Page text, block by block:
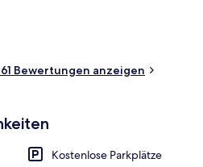
Station Persiaran KLCC) bzw. 12
Bewertungen anzeigen
Kostenlose Parkplätze